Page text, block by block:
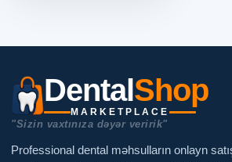
DentalShop
MARKETPLACE
"Sizin vaxtınıza dəyər veririk"
Professional dental məhsulların onlayn